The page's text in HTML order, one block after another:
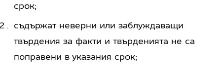
срок;
съдържат неверни или заблуждаващи
твърдения за факти и твърденията не са
поправени в указания срок;